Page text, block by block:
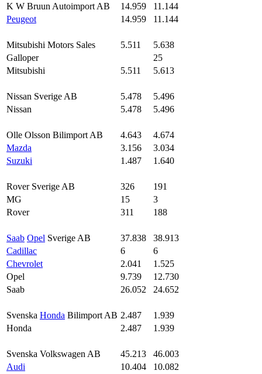
K W Bruun Autoimport AB 14.959
11.144
Peugeot
14.959 11.144
Mitsubishi Motors Sales 5.511
5.638
Galloper
25
Mitsubishi
5.511 5.613
Nissan Sverige AB 5.478
5.496
Nissan
5.478 5.496
Olle Olsson Bilimport AB 4.643
4.674
Mazda
3.156
3.034
Suzuki
1.487 1.640
Rover Sverige AB 326
191
MG
15
3
Rover
311 188
Saab Opel Sverige AB 37.838
38.913
Cadillac
6
6
Chevrolet
2.041
1.525
Opel
9.739
12.730
Saab
26.052 24.652
Svenska Honda Bilimport AB 2.487
1.939
Honda
2.487 1.939
Svenska Volkswagen AB 45.213
46.003
Audi
10.404
10.082